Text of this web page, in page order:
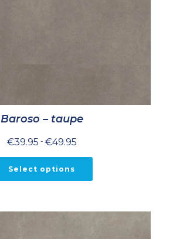
Baroso – taupe
€39.95 - €49.95Prijsklasse:
tot
Select options